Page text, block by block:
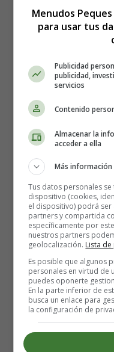
Vamos a darle la
Subir al espacio y
Perdernos dos mil
Que cuando me
Y le grito al viento
Te espero en
Cruza el cielo un
Y le pido
Que vuelva
Menudos
para usar tus
Publicidad
publicidad,
servicios
Contenido
Almacenar la
acceder a ella
Más información
Tus datos personales
dispositivo (cookies,
el dispositivo) podrá ser
partners y compartida
específicamente por
nuestros partners
geolocalización. Lista
Es posible que algunos
personales en virtud de
puedes oponerte
En la parte inferior de
busca un enlace para
la configuración de